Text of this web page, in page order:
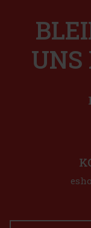
Robusto 1/